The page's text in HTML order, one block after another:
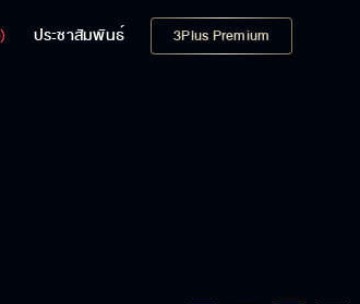
ประชาสัมพันธ์ 3Plus Premium